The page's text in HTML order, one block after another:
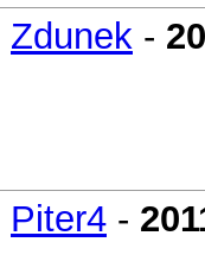
Zdunek -
Piter4 -